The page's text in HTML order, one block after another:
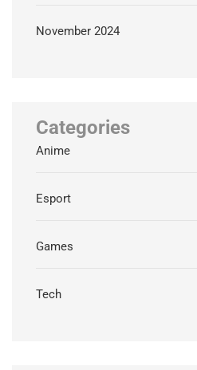
November 2024
Categories
Anime
Esport
Games
Tech